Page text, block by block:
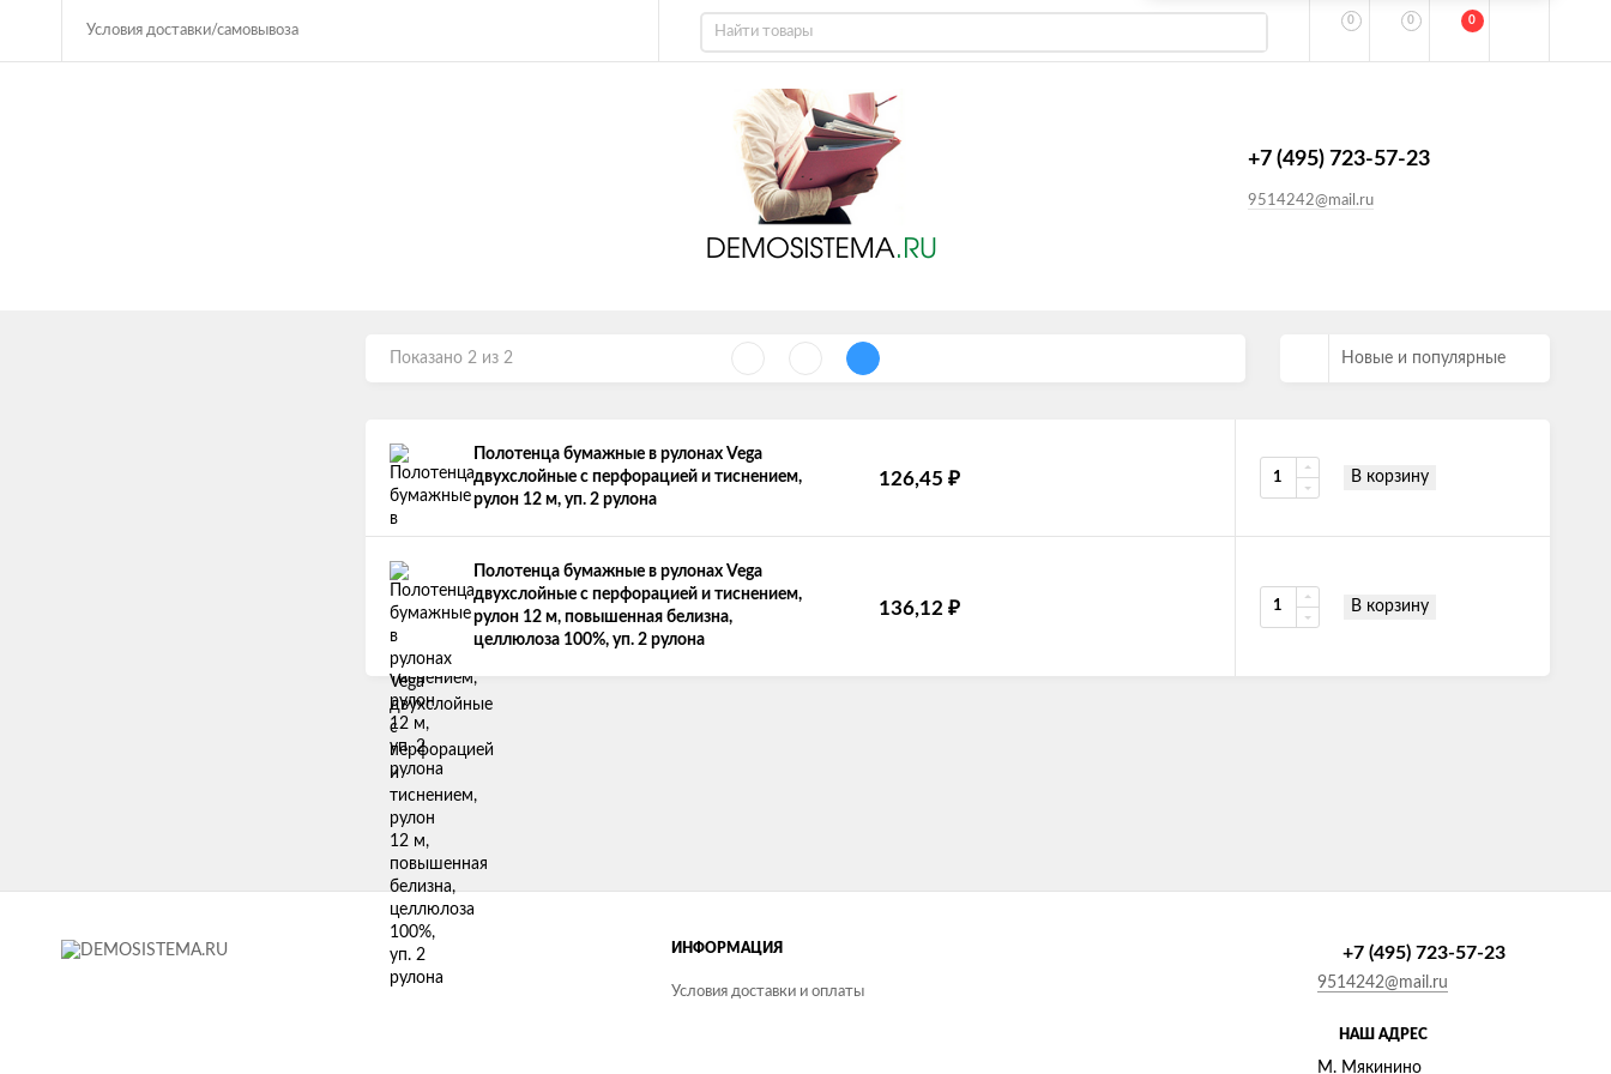
Условия доставки/самовывоза
0 0 0
+7 (495) 723-57-23
9514242@mail.ru
Показано 2 из 2 Новые и популярные
Полотенца бумажные в рулонах Vega
двухслойные с перфорацией и тиснением,
рулон 12 м, уп. 2 рулона
126,45 ₽ В корзину
Полотенца бумажные в рулонах Vega
двухслойные с перфорацией и тиснением,
рулон 12 м, повышенная белизна,
целлюлоза 100%, уп. 2 рулона
136,12 ₽ В корзину
ИНФОРМАЦИЯ
Условия доставки и оплаты
НАШ АДРЕС
М. Мякинино
+7 (495) 723-57-23
9514242@mail.ru